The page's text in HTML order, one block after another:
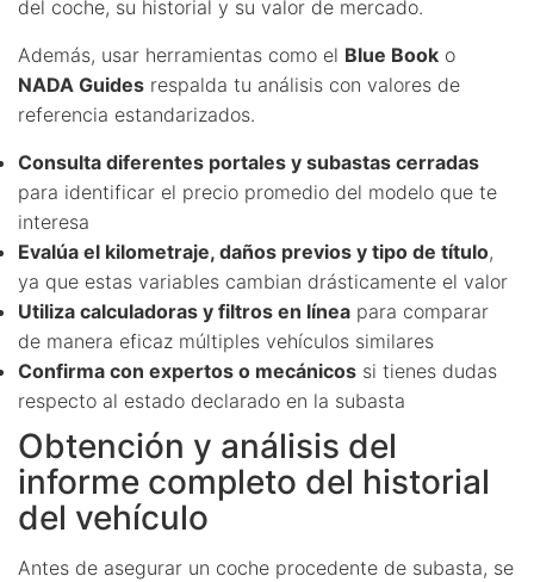
del coche, su historial y su valor de mercado.
Además, usar herramientas como el Blue Book o
NADA Guides respalda tu análisis con valores de
referencia estandarizados.
Consulta diferentes portales y subastas cerradas
para identificar el precio promedio del modelo que te
interesa
Evalúa el kilometraje, daños previos y tipo de título,
ya que estas variables cambian drásticamente el valor
Utiliza calculadoras y filtros en línea para comparar
de manera eficaz múltiples vehículos similares
Confirma con expertos o mecánicos si tienes dudas
respecto al estado declarado en la subasta
Obtención y análisis del
informe completo del historial
del vehículo
Antes de asegurar un coche procedente de subasta, se